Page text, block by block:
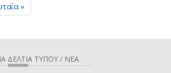
»
ΔΕΛΤΙΑ ΤΥΠΟΥ / ΝΕΑ